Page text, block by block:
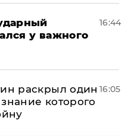
у важного
16:44
раскрыл один
которого
16:05